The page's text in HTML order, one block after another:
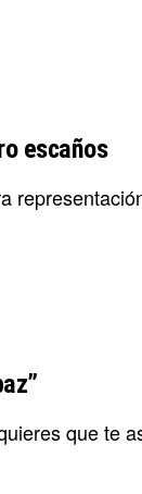
escaños
que te